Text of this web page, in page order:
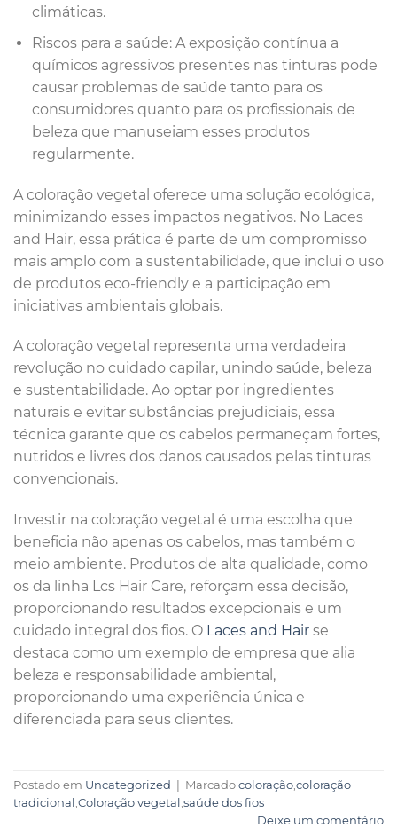
climáticas.
Riscos para a saúde: A exposição contínua a
químicos agressivos presentes nas tinturas pode
causar problemas de saúde tanto para os
consumidores quanto para os profissionais de
beleza que manuseiam esses produtos
regularmente.
A coloração vegetal oferece uma solução ecológica,
minimizando esses impactos negativos. No Laces
and Hair, essa prática é parte de um compromisso
mais amplo com a sustentabilidade, que inclui o uso
de produtos eco-friendly e a participação em
iniciativas ambientais globais.
A coloração vegetal representa uma verdadeira
revolução no cuidado capilar, unindo saúde, beleza
e sustentabilidade. Ao optar por ingredientes
naturais e evitar substâncias prejudiciais, essa
técnica garante que os cabelos permaneçam fortes,
nutridos e livres dos danos causados pelas tinturas
convencionais.
Investir na coloração vegetal é uma escolha que
beneficia não apenas os cabelos, mas também o
meio ambiente. Produtos de alta qualidade, como
os da linha Lcs Hair Care, reforçam essa decisão,
proporcionando resultados excepcionais e um
cuidado integral dos fios. O Laces and Hair se
destaca como um exemplo de empresa que alia
beleza e responsabilidade ambiental,
proporcionando uma experiência única e
diferenciada para seus clientes.
Postado em Uncategorized Marcado coloração,coloração
tradicional ,Coloração vegetal ,saúde dos fios
Deixe um comentário